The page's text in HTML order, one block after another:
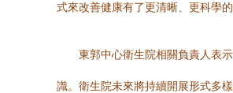
式來改善健康有了更清晰、更科學
東郭中心衛生院相關負責人表
識。衛生院未來將持續開展形式多